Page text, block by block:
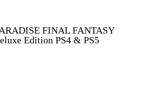
FINAL FANTASY
Edition PS4 & PS5